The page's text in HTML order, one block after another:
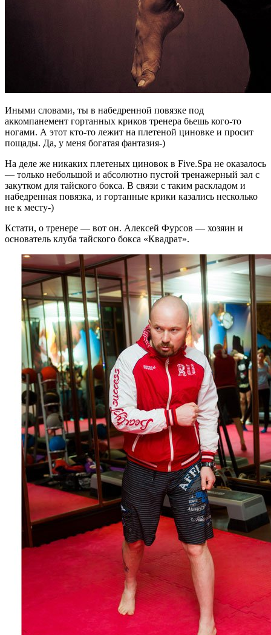
Иными словами, ты в набедренной повязке под
аккомпанемент гортанных криков тренера бьешь кого-то
ногами. А этот кто-то лежит на плетеной циновке и просит
пощады. Да, у меня богатая фантазия-)
На деле же никаких плетеных циновок в Five.Spa не оказалось
— только небольшой и абсолютно пустой тренажерный зал с
закутком для тайского бокса. В связи с таким раскладом и
набедренная повязка, и гортанные крики казались несколько
не к месту-)
Кстати, о тренере — вот он. Алексей Фурсов — хозяин и
основатель клуба тайского бокса «Квадрат».